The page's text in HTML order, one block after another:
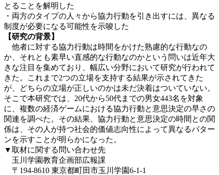
とることを解明した
・両方のタイプの人々から協力行動を引き出すには、異なる
制度が必要になる可能性を示唆した
【研究の背景】
他者に対する協力行動は時間をかけた熟慮的な行動なの
か、それとも素早い直感的な行動なのかという問いは近年大
きな注目を集めており、幅広い分野において研究が行われて
きた。これまで2つの立場を支持する結果が示されてきた
が、どちらの立場が正しいのかは未だ決着はついていない。
そこで本研究では、20代から50代までの男女443名を対象
に、複数の経済ゲームにおける協力行動と意思決定の早さの
関連を調べた。その結果、協力行動と意思決定の時間との関
係は、その人が持つ社会的価値志向性によって異なるパター
ンを示すことが明らかになった。
▼取材に関する問い合わせ先
玉川学園教育企画部広報課
〒194-8610 東京都町田市玉川学園6-1-1